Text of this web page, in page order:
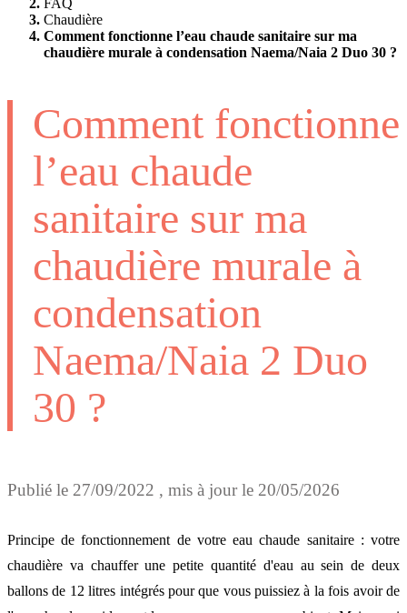
Chaudière
Comment fonctionne l’eau chaude sanitaire sur ma
chaudière murale à condensation Naema/Naia 2 Duo 30 ?
Comment fonctionne
l’eau chaude
sanitaire sur ma
chaudière murale à
condensation
Naema/Naia 2 Duo
30 ?
Publié le 27/09/2022 , mis à jour le 20/05/2026
Principe de fonctionnement de votre eau chaude sanitaire : votre
chaudière va chauffer une petite quantité d'eau au sein de deux
ballons de 12 litres intégrés pour que vous puissiez à la fois avoir de